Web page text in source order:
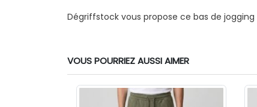
Dégriffstock vous propose ce bas de
VOUS POURRIEZ AUSSI AIMER